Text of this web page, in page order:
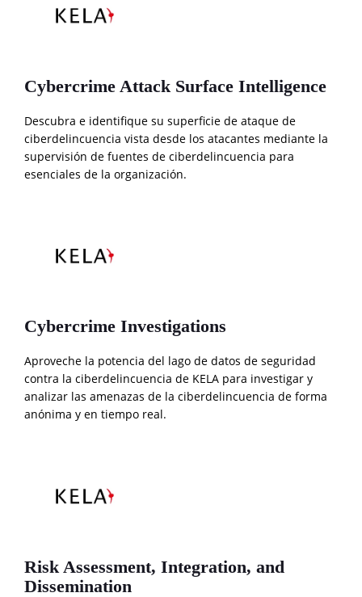
Cybercrime Attack Surface Intelligence
Descubra e identifique su superficie de ataque de
ciberdelincuencia vista desde los atacantes mediante la
supervisión de fuentes de ciberdelincuencia para
esenciales de la organización.
Cybercrime Investigations
Aproveche la potencia del lago de datos de seguridad
contra la ciberdelincuencia de KELA para investigar y
analizar las amenazas de la ciberdelincuencia de forma
anónima y en tiempo real.
Risk Assessment, Integration, and
Dissemination